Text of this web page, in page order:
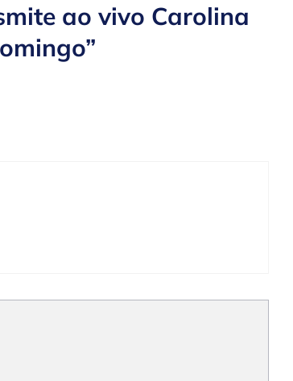
ao vivo Carolina